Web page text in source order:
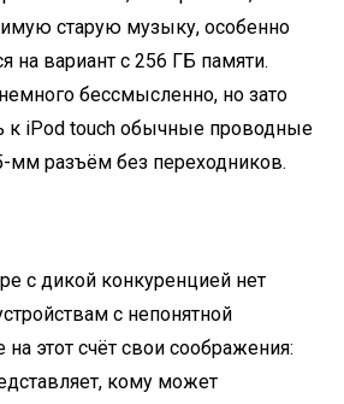
старую музыку, особенно
на вариант с 256 ГБ памяти.
бессмысленно, но зато
к iPod touch обычные проводные
мм разъём без переходников.
с дикой конкуренцией нет
с непонятной
на этот счёт свои соображения:
кому может